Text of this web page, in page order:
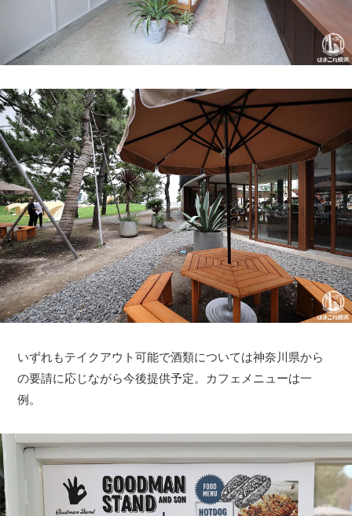
いずれもテイクアウト可能で酒類については神奈川県から
の要請に応じながら今後提供予定。カフェメニューは一
例。